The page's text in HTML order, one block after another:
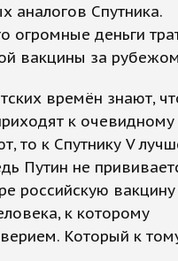
аналогов Спутника.
огромные деньги
вакцины за
времён знают,
к очевидному
то к Спутнику V
Путин не
российскую вакцину
к которому
Который к